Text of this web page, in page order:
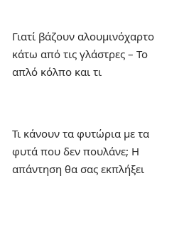
Γιατί βάζουν αλουμινόχαρτο
κάτω από τις γλάστρες – Το
απλό κόλπο και τι
Τι κάνουν τα φυτώρια με τα
φυτά που δεν πουλάνε; Η
απάντηση θα σας εκπλήξει